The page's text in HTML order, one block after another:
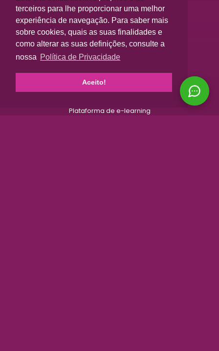
terceiros para lhe proporcionar uma melhor
experiência de navegação. Para saber mais
sobre cookies, quais as suas finalidades e
como alterar as suas definições, consulte a
nossa Política de Privacidade
Aceito!
Gestão de Produtos
Gestão de Clientes
Integração com ERP
Otimização para Motores de Busca
Plataforma de e-learning